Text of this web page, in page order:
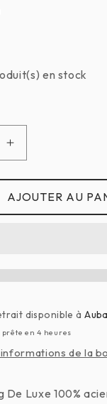
en stock
Augmenter
la
quantité
de
Anneau
inox
AJOUTER AU
disponible à
en 4 heures
de la
De Luxe 100%